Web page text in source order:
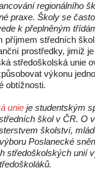
regionálního
praxe. Školy se
k přeplněným
příjmem středních
prostředky, jimiž
středoškolská unie
výkonu
obtížnosti.
unie je studentským
škol v ČR. O
školství,
Poslanecké
středoškolských unií